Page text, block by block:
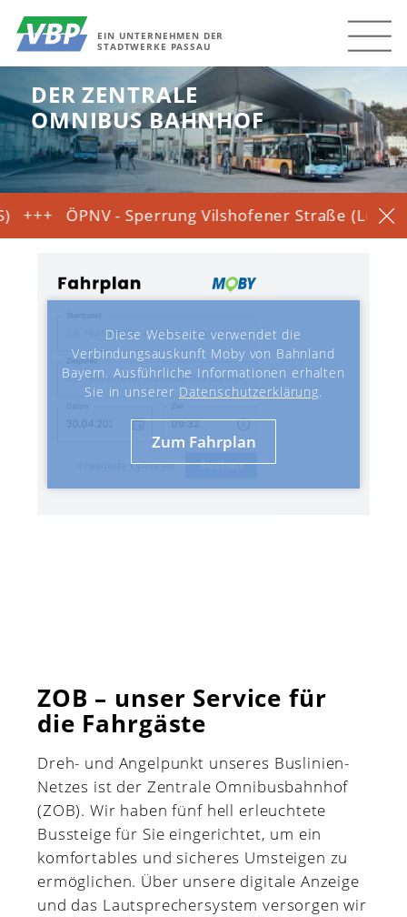
EIN UNTERNEHMEN DER
STADTWERKE PASSAU
DER ZENTRALE
OMNIBUS BAHNHOF
- Sperrung Vilshofener Straße (Lüftlberg) -
Diese Webseite verwendet die
Verbindungsauskunft Moby von Bahnland
Bayern. Ausführliche Informationen erhalten
Sie in unserer Datenschutzerklärung.
Zum Fahrplan
ZOB – unser Service für
die Fahrgäste
Dreh- und Angelpunkt unseres Buslinien-
Netzes ist der Zentrale Omnibusbahnhof
(ZOB). Wir haben fünf hell erleuchtete
Bussteige für Sie eingerichtet, um ein
komfortables und sicheres Umsteigen zu
ermöglichen. Über unsere digitale Anzeige
und das Lautsprechersystem versorgen wir